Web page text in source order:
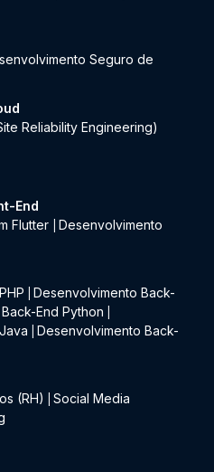
Seguro de
Reliability Engineering)
End
Flutter
Desenvolvimento
Desenvolvimento Back-
End Python
Desenvolvimento Back-
(RH)
Social Media